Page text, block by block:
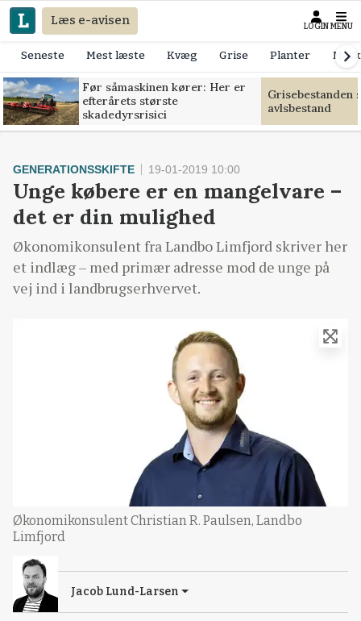
Læs e-avisen LOGIN MENU
Seneste Mest læste Kvæg Grise Planter
Før såmaskinen kører: Her er
efterårets største
skadedyrsrisici
Grisebestanden
avlsbestand
GENERATIONSSKIFTE 19-01-2019 10:00
Unge købere er en mangelvare –
det er din mulighed
Økonomikonsulent fra Landbo Limfjord skriver her
et indlæg – med primær adresse mod de unge på
vej ind i landbrugserhvervet.
Økonomikonsulent Christian R. Paulsen, Landbo
Limfjord
Jacob Lund-Larsen